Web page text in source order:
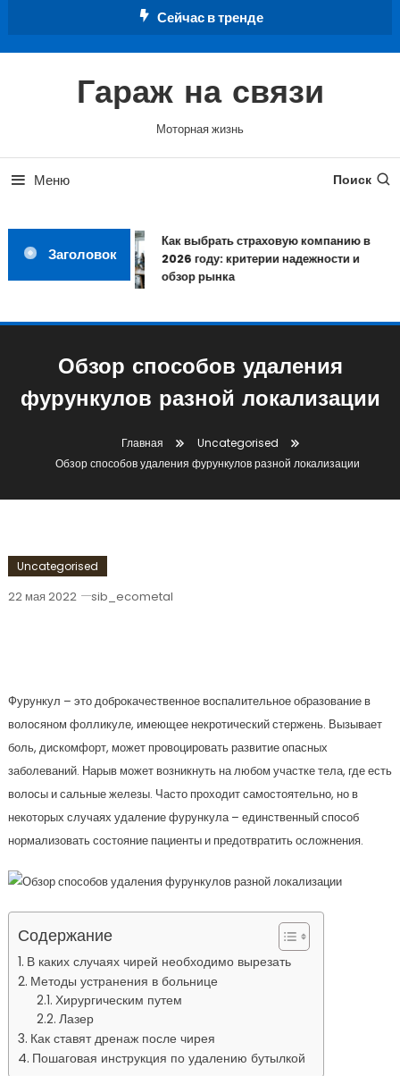
Сейчас в тренде
Гараж на связи
Моторная жизнь
Меню Поиск
Заголовок
Как выбрать страховую компанию в
2026 году: критерии надежности и
обзор рынка
Обзор способов удаления
фурункулов разной локализации
Главная
Uncategorised
Обзор способов удаления фурункулов разной локализации
Uncategorised
22 мая 2022 sib_ecometal
Фурункул – это доброкачественное воспалительное образование в
волосяном фолликуле, имеющее некротический стержень. Вызывает
боль, дискомфорт, может провоцировать развитие опасных
заболеваний. Нарыв может возникнуть на любом участке тела, где есть
волосы и сальные железы. Часто проходит самостоятельно, но в
некоторых случаях удаление фурункула – единственный способ
нормализовать состояние пациенты и предотвратить осложнения.
Содержание
В каких случаях чирей необходимо вырезать
Методы устранения в больнице
Хирургическим путем
Лазер
Как ставят дренаж после чирея
Пошаговая инструкция по удалению бутылкой